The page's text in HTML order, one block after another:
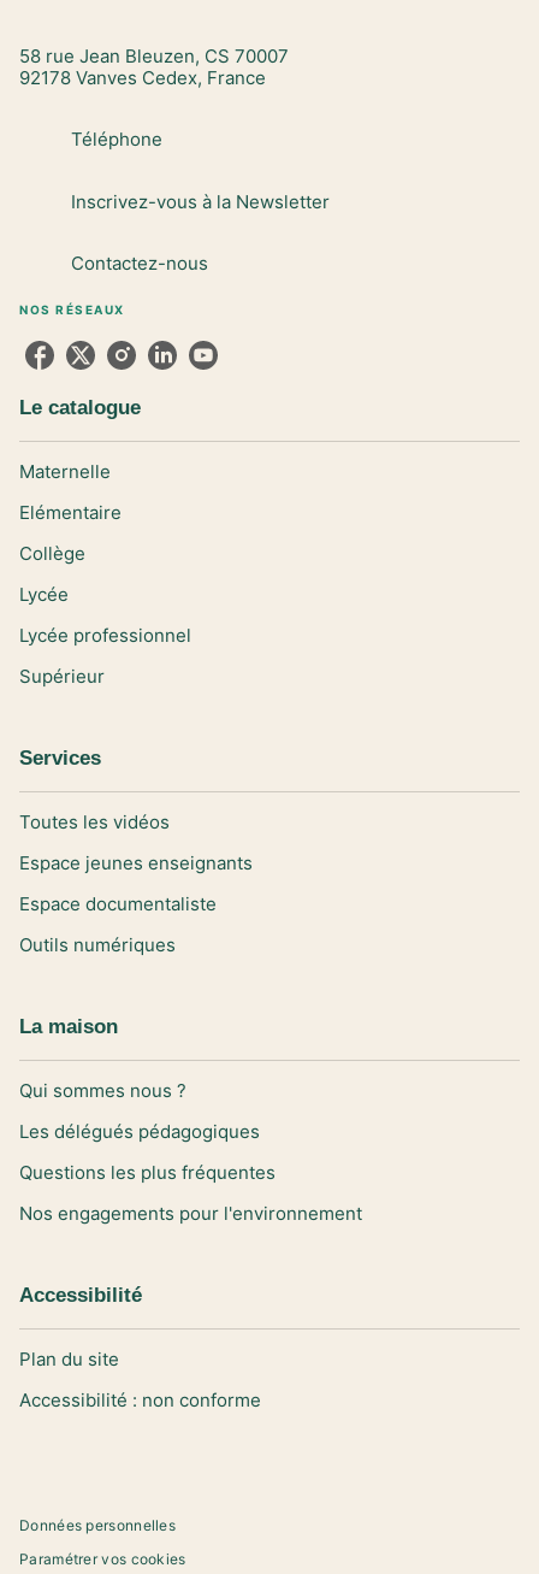
58 rue Jean Bleuzen, CS 70007
92178 Vanves Cedex, France
Téléphone
Inscrivez-vous à la Newsletter
Contactez-nous
NOS RÉSEAUX
Le catalogue
Maternelle
Elémentaire
Collège
Lycée
Lycée professionnel
Supérieur
Services
Toutes les vidéos
Espace jeunes enseignants
Espace documentaliste
Outils numériques
La maison
Qui sommes nous ?
Les délégués pédagogiques
Questions les plus fréquentes
Nos engagements pour l'environnement
Accessibilité
Plan du site
Accessibilité : non conforme
Données personnelles
Paramétrer vos cookies